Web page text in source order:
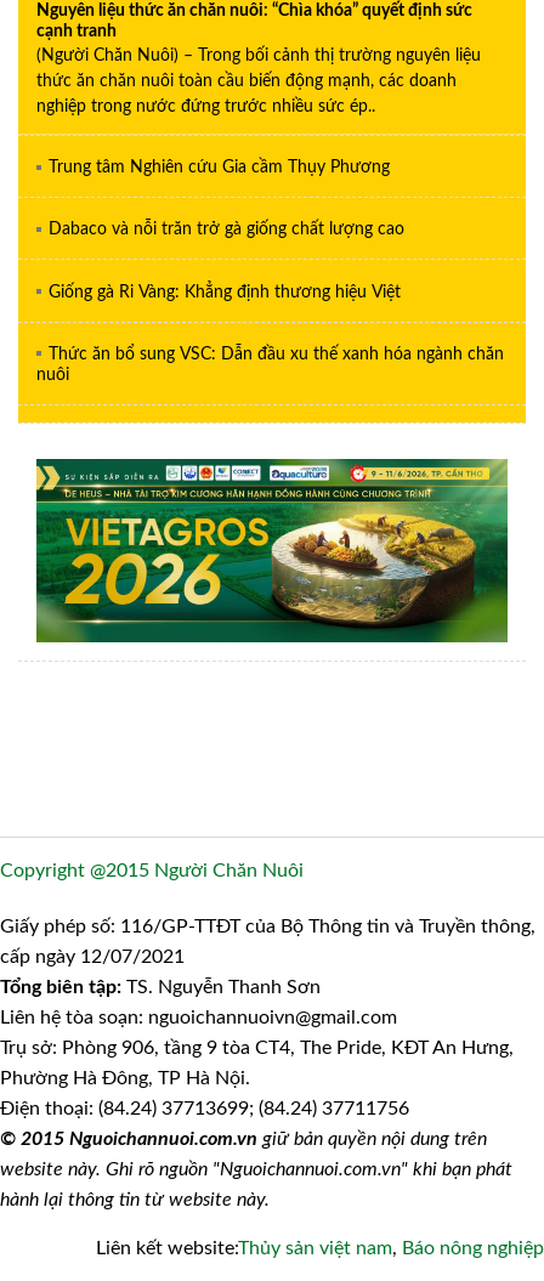
Nguyên liệu thức ăn chăn nuôi: “Chìa khóa” quyết định sức
cạnh tranh
(Người Chăn Nuôi) – Trong bối cảnh thị trường nguyên liệu
thức ăn chăn nuôi toàn cầu biến động mạnh, các doanh
nghiệp trong nước đứng trước nhiều sức ép..
Trung tâm Nghiên cứu Gia cầm Thụy Phương
Dabaco và nỗi trăn trở gà giống chất lượng cao
Giống gà Ri Vàng: Khẳng định thương hiệu Việt
Thức ăn bổ sung VSC: Dẫn đầu xu thế xanh hóa ngành chăn
nuôi
Copyright @2015 Người Chăn Nuôi
Giấy phép số: 116/GP-TTĐT của Bộ Thông tin và Truyền thông,
cấp ngày 12/07/2021
Tổng biên tập: TS. Nguyễn Thanh Sơn
Liên hệ tòa soạn: nguoichannuoivn@gmail.com
Trụ sở: Phòng 906, tầng 9 tòa CT4, The Pride, KĐT An Hưng,
Phường Hà Đông, TP Hà Nội.
Điện thoại: (84.24) 37713699; (84.24) 37711756
© 2015 Nguoichannuoi.com.vn giữ bản quyền nội dung trên
website này. Ghi rõ nguồn "Nguoichannuoi.com.vn" khi bạn phát
hành lại thông tin từ website này.
Liên kết website:Thủy sản việt nam, Báo nông nghiệp